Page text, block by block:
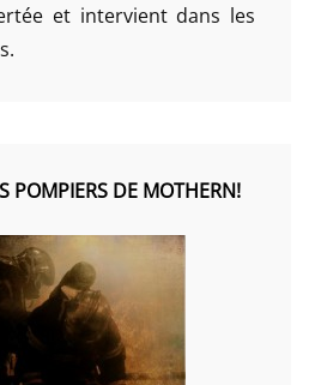
et intervient dans les
POMPIERS DE MOTHERN!